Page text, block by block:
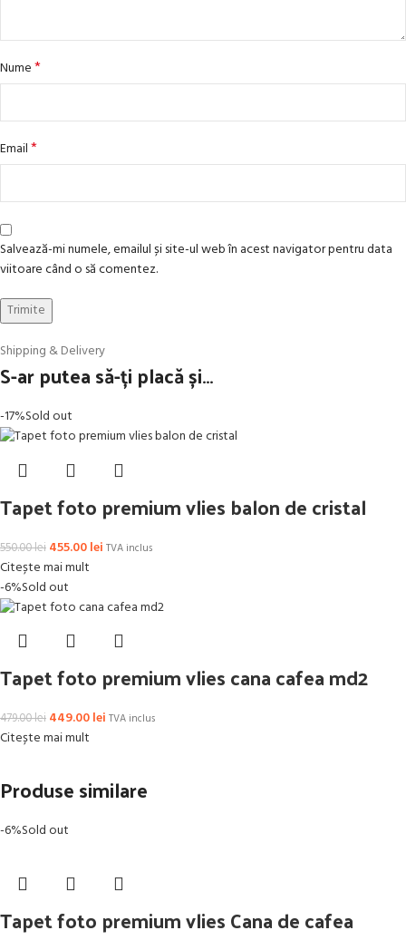
Nume*
Email*
Salvează-mi numele, emailul și site-ul web în acest navigator pentru data
viitoare când o să comentez.
Shipping & Delivery
S-ar putea să-ți placă și…
-17%Sold out
Tapet foto premium vlies balon de cristal
550.00lei 455.00lei TVA inclus
Citește mai mult
-6%Sold out
Tapet foto premium vlies cana cafea md2
479.00lei 449.00lei TVA inclus
Citește mai mult
Produse similare
-6%Sold out
Tapet foto premium vlies Cana de cafea